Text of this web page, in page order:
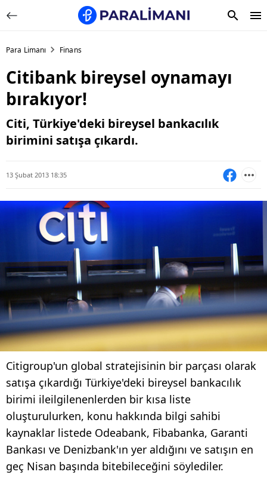
Para Limanı Finans
Citibank bireysel oynamayı
bırakıyor!
Citi, Türkiye'deki bireysel bankacılık
birimini satışa çıkardı.
13 Şubat 2013 18:35
Citigroup'un global stratejisinin bir parçası olarak
satışa çıkardığı Türkiye'deki bireysel bankacılık
birimi ileilgilenenlerden bir kısa liste
oluşturulurken, konu hakkında bilgi sahibi
kaynaklar listede Odeabank, Fibabanka, Garanti
Bankası ve Denizbank'ın yer aldığını ve satışın en
geç Nisan başında bitebileceğini söylediler.